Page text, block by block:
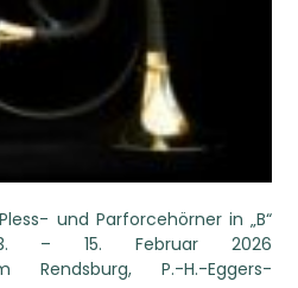
und Parforcehörner in „B“
– 15. Februar 2026
Rendsburg, P.-H.-Eggers-